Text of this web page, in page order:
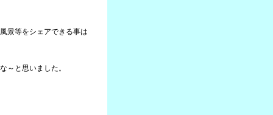
景等をシェアできる事は
～と思いました。